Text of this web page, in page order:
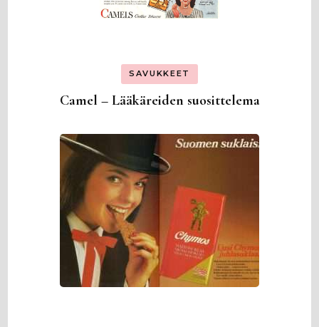
SAVUKKEET
Camel – Lääkäreiden suosittelema